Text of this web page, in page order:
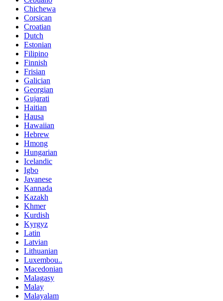
Chichewa
Corsican
Croatian
Dutch
Estonian
Filipino
Finnish
Frisian
Galician
Georgian
Gujarati
Haitian
Hausa
Hawaiian
Hebrew
Hmong
Hungarian
Icelandic
Igbo
Javanese
Kannada
Kazakh
Khmer
Kurdish
Kyrgyz
Latin
Latvian
Lithuanian
Luxembou..
Macedonian
Malagasy
Malay
Malayalam